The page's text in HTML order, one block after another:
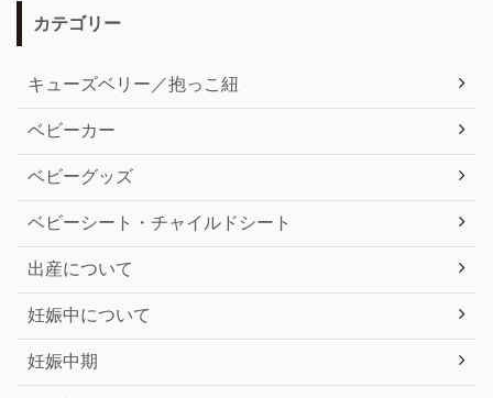
カテゴリー
キューズベリー／抱っこ紐
ベビーカー
ベビーグッズ
ベビーシート・チャイルドシート
出産について
妊娠中について
妊娠中期